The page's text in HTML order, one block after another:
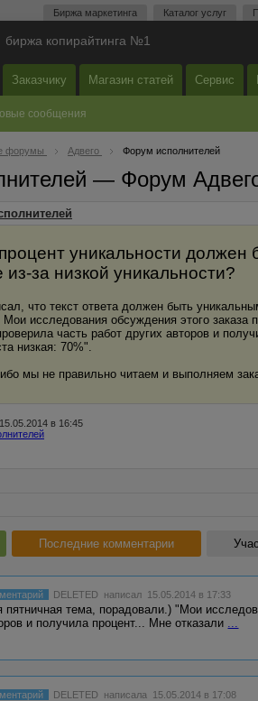
Биржа маркетинга Каталог услуг
биржа копирайтинга №1
Заказчику Магазин статей Сервис
сообщения
форумы Адвего Форум исполнителей
— Форум
уникальности должен
из-за низкой уникальности?
что текст ответа должен быть
исследования обсуждения этого заказа
часть работ других авторов и
низкая: 70%".
мы не правильно читаем и выполняем
в 16:45
Последние комментарии
DELETED написал 15.05.2014 в 17:33
пятничная тема, порадовали.) "Мои
и получила процент... Мне отказали ...
DELETED написала 15.05.2014 в 17:08